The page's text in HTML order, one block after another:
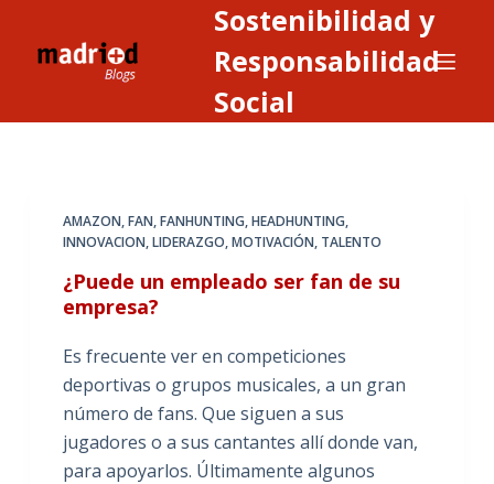
Sostenibilidad y
Responsabilidad
Social
AMAZON,FAN,FANHUNTING,HEADHUNTING,
INNOVACION,LIDERAZGO,MOTIVACIÓN, TALENTO
¿Puede un empleado ser fan de su
empresa?
Es frecuente ver en competiciones
deportivas o grupos musicales, a un gran
número de fans. Que siguen a sus
jugadores o a sus cantantes allí donde van,
para apoyarlos. Últimamente algunos